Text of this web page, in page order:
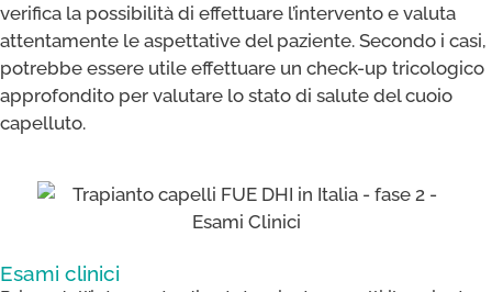
verifica la possibilità di effettuare l’intervento e valuta
attentamente le aspettative del paziente. Secondo i casi,
potrebbe essere utile effettuare un check-up tricologico
approfondito per valutare lo stato di salute del cuoio
capelluto.
Esami clinici